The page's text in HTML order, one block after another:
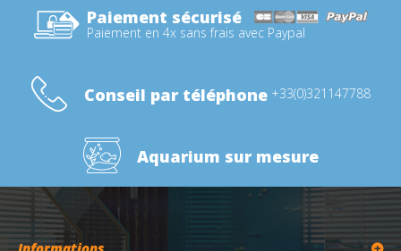
Paiement sécurisé
Paiement en 4x sans frais avec Paypal
Conseil par téléphone +33(0)321147788
Aquarium sur mesure